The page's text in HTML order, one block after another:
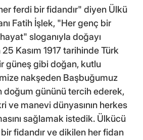
ferdi bir fidandır" diyen Ülkü
Fatih İşlek, "Her genç bir
sloganıyla doğayı
Kasım 1917 tarihinde Türk
güneş gibi doğan, kutlu
nakşeden Başbuğumuz
doğum gününü tercih ederek,
ve manevi dünyasının herkes
sağlamak istedik. Ülkücü
fidandır ve dikilen her fidan